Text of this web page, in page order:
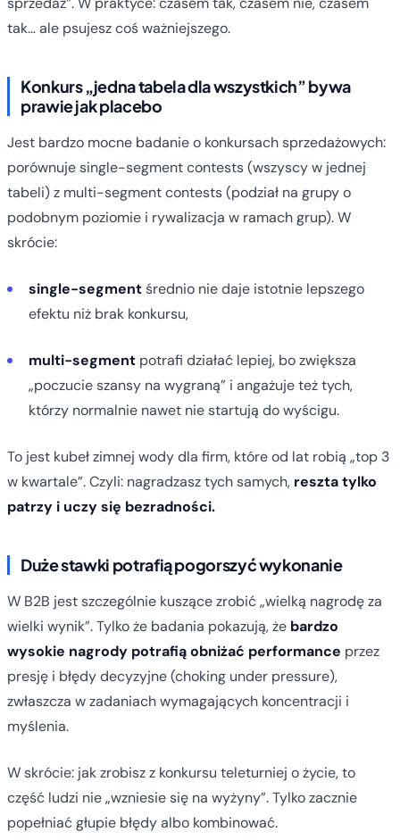
tak… ale psujesz coś ważniejszego.
Konkurs „jedna tabela dla wszystkich” bywa
prawie jak placebo
Jest bardzo mocne badanie o konkursach sprzedażowych:
porównuje single-segment contests (wszyscy w jednej
tabeli) z multi-segment contests (podział na grupy o
podobnym poziomie i rywalizacja w ramach grup). W
skrócie:
single-segmentśrednio nie daje istotnie lepszego
efektu niż brak konkursu,
multi-segment potrafi działać lepiej, bo zwiększa
„poczucie szansy na wygraną” i angażuje też tych,
którzy normalnie nawet nie startują do wyścigu.
To jest kubeł zimnej wody dla firm, które od lat robią „top 3
w kwartale”. Czyli: nagradzasz tych samych, reszta tylko
patrzy i uczy się bezradności.
Duże stawki potrafią pogorszyć wykonanie
W B2B jest szczególnie kuszące zrobić „wielką nagrodę za
wielki wynik”. Tylko że badania pokazują, że bardzo
wysokie nagrody potrafią obniżać performance przez
presję i błędy decyzyjne (choking under pressure),
zwłaszcza w zadaniach wymagających koncentracji i
myślenia.
W skrócie: jak zrobisz z konkursu teleturniej o życie, to
część ludzi nie „wzniesie się na wyżyny”. Tylko zacznie
popełniać głupie błędy albo kombinować.